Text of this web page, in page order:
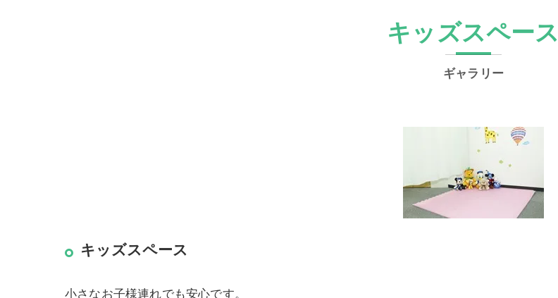
ギャラリー
キッズスペース
キッズスペース
小さなお子様連れでも安心です。